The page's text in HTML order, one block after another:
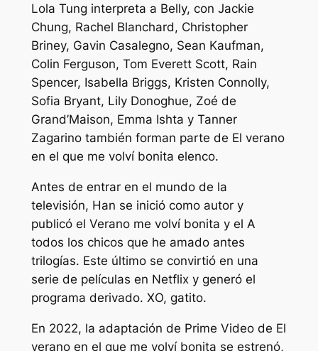
Lola Tung interpreta a Belly, con Jackie
Chung, Rachel Blanchard, Christopher
Briney, Gavin Casalegno, Sean Kaufman,
Colin Ferguson, Tom Everett Scott, Rain
Spencer, Isabella Briggs, Kristen Connolly,
Sofia Bryant, Lily Donoghue, Zoé de
Grand’Maison, Emma Ishta y Tanner
Zagarino también forman parte de El verano
en el que me volví bonita elenco.
Antes de entrar en el mundo de la
televisión, Han se inició como autor y
publicó el Verano me volví bonita y el A
todos los chicos que he amado antes
trilogías. Este último se convirtió en una
serie de películas en Netflix y generó el
programa derivado. XO, gatito.
En 2022, la adaptación de Prime Video de El
verano en el que me volví bonita se estrenó,